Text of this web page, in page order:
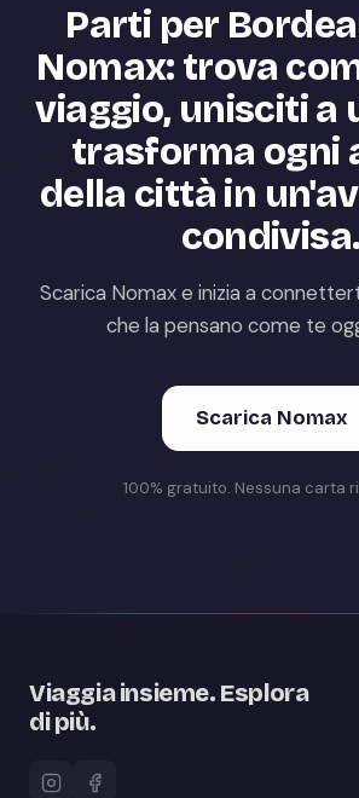
Parti per
Nomax: trova
viaggio, unisciti a
trasforma ogni
della città in
condivisa.
Scarica Nomax e inizia a
che la pensano come te
Scarica Nomax
100% gratuito. Nessuna carta
Viaggia insieme. Esplora
di più.